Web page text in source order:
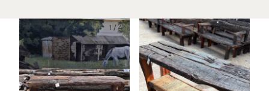
1 /4 1/6